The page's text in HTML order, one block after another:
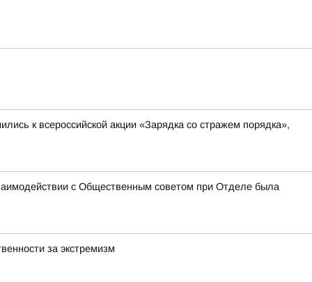
к всероссийской акции «Зарядка со стражем порядка»,
с Общественным советом при Отделе была
за экстремизм